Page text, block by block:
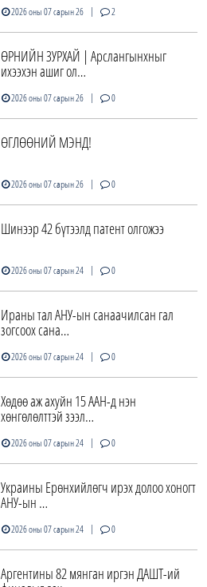
2026 оны 07 сарын 26 | 2
ӨРНИЙН ЗУРХАЙ | Арслангынхныг
ихээхэн ашиг ол…
2026 оны 07 сарын 26 | 0
ӨГЛӨӨНИЙ МЭНД!
2026 оны 07 сарын 26 | 0
Шинээр 42 бүтээлд патент олгожээ
2026 оны 07 сарын 24 | 0
Ираны тал АНУ-ын санаачилсан гал
зогсоох сана…
2026 оны 07 сарын 24 | 0
Хөдөө аж ахуйн 15 ААН-д нэн
хөнгөлөлттэй зээл…
2026 оны 07 сарын 24 | 0
Украины Ерөнхийлөгч ирэх долоо хоногт
АНУ-ын …
2026 оны 07 сарын 24 | 0
Аргентины 82 мянган иргэн ДАШТ-ий